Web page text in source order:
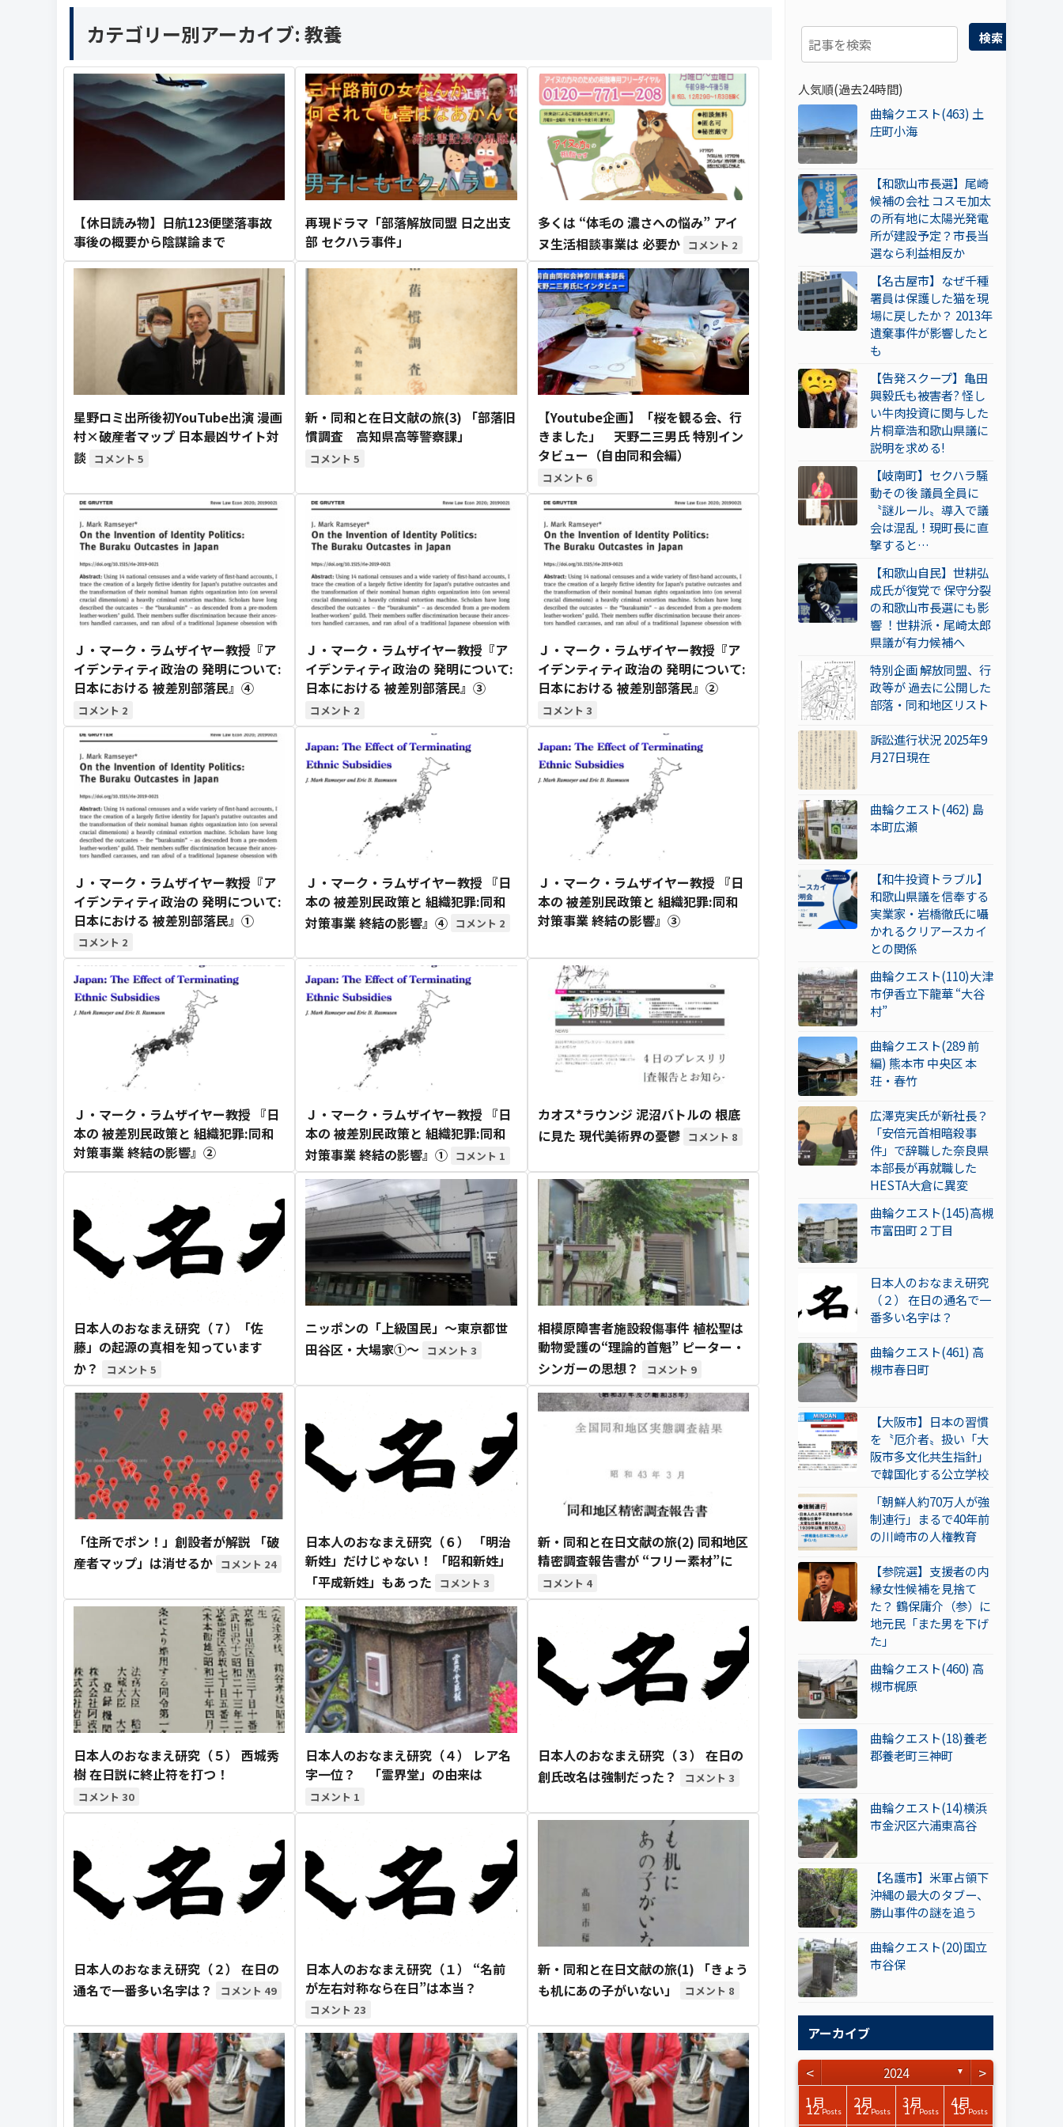
検索
人気順(過去24時間)
曲輪クエスト(463) 土
庄町小海
【和歌山市長選】尾崎
候補の会社 コスモ加太
の所有地に太陽光発電
所が建設予定？市長当
選なら利益相反か
【名古屋市】なぜ千種
署員は保護した猫を現
場に戻したか？ 2013年
遺棄事件が影響したと
も
【告発スクープ】亀田
興毅氏も被害者? 怪し
い牛肉投資に関与した
片桐章浩和歌山県議に
説明を求める!
【岐南町】セクハラ騒
動その後 議員全員に
〝謎ルール〟導入で議
会は混乱！現町長に直
撃すると…
【和歌山自民】世耕弘
成氏が復党で 保守分裂
の和歌山市長選にも影
響 ！世耕派・尾崎太郎
県議が有力候補へ
特別企画 解放同盟、行
政等が 過去に公開した
部落・同和地区リスト
訴訟進行状況 2025年9
月27日現在
曲輪クエスト(462) 島
本町広瀬
【和牛投資トラブル】
和歌山県議を信奉する
実業家・岩橋徹氏に囁
かれるクリアースカイ
との関係
曲輪クエスト(110)大津
市伊香立下龍華 “大谷
村”
曲輪クエスト(289 前
編) 熊本市 中央区 本
荘・春竹
広澤克実氏が新社長？
「安倍元首相暗殺事
件」で辞職した奈良県
本部長が再就職した
HESTA大倉に異変
曲輪クエスト(145)高槻
市富田町２丁目
日本人のおなまえ研究
（２） 在日の通名で一
番多い名字は？
曲輪クエスト(461) 高
槻市春日町
【大阪市】日本の習慣
を〝厄介者〟扱い「大
阪市多文化共生指針」
で韓国化する公立学校
「朝鮮人約70万人が強
制連行」まるで40年前
の川崎市の人権教育
【参院選】支援者の内
縁女性候補を見捨て
た？ 鶴保庸介（参）に
地元民「また男を下げ
た」
曲輪クエスト(460) 高
槻市梶原
曲輪クエスト(18)養老
郡養老町三神町
曲輪クエスト(14)横浜
市金沢区六浦東高谷
【名護市】米軍占領下
沖縄の最大のタブー、
勝山事件の謎を追う
曲輪クエスト(20)国立
市谷保
アーカイブ
< 2024 ▼ >
1月
13 2月
13 Posts
3月
15
1月
13 2月
13 Posts
3月
15 1月
12 Posts
2月
12 Posts
3月
17 Posts
4月
15 Posts
1月
13 2月
14 Posts
3月
17
1月
11 2月
12 Posts
3月
14
1月
11 2月
14 Posts
3月
14
1月
12 2月
13 Posts
3月
15
1月
11 2月
12 Posts
3月
14
1月
10 2月
12 Posts
3月
12
1月
9 2月
11 Posts
3月
14
1月
11 2月
13 Posts
3月
15
1月
0 2月
0 Posts
3月
1
1月
0 2月
2 Posts
3月
0
1月
0 2月
1 Post
3月
0
1月
1 2月
3 Posts
3月
3
1月
0 2月
0 Posts
3月
0
1月
0 2月
0 Posts
3月
0
カテゴリー別アーカイブ: 教養
【休日読み物】日航123便墜落事故
事後の概要から陰謀論まで
再現ドラマ「部落解放同盟 日之出支
部 セクハラ事件」
多くは “体毛の 濃さへの悩み” アイ
ヌ生活相談事業は 必要か
2
星野ロミ出所後初YouTube出演 漫画
村×破産者マップ 日本最凶サイト対
談
5
新・同和と在日文献の旅(3) 「部落旧
慣調査 高知県高等警察課」
5
【Youtube企画】「桜を観る会、行
きました」 天野二三男氏 特別イン
タビュー（自由同和会編）
6
Ｊ・マーク・ラムザイヤー教授『ア
イデンティティ政治の 発明について:
日本における 被差別部落民』④
2
Ｊ・マーク・ラムザイヤー教授『ア
イデンティティ政治の 発明について:
日本における 被差別部落民』③
2
Ｊ・マーク・ラムザイヤー教授『ア
イデンティティ政治の 発明について:
日本における 被差別部落民』②
3
Ｊ・マーク・ラムザイヤー教授『ア
イデンティティ政治の 発明について:
日本における 被差別部落民』①
2
Ｊ・マーク・ラムザイヤー教授 『日
本の 被差別民政策と 組織犯罪:同和
対策事業 終結の影響』④
2
Ｊ・マーク・ラムザイヤー教授 『日
本の 被差別民政策と 組織犯罪:同和
対策事業 終結の影響』③
Ｊ・マーク・ラムザイヤー教授 『日
本の 被差別民政策と 組織犯罪:同和
対策事業 終結の影響』②
Ｊ・マーク・ラムザイヤー教授 『日
本の 被差別民政策と 組織犯罪:同和
対策事業 終結の影響』①
1
カオス*ラウンジ 泥沼バトルの 根底
に見た 現代美術界の憂鬱
8
日本人のおなまえ研究（７）「佐
藤」の起源の真相を知っています
か？
5
ニッポンの「上級国民」～東京都世
田谷区・大場家①～
3
相模原障害者施設殺傷事件 植松聖は
動物愛護の“理論的首魁” ピーター・
シンガーの思想？
9
「住所でポン！」創設者が解説 「破
産者マップ」は消せるか
24
日本人のおなまえ研究（６） 「明治
新姓」だけじゃない！ 「昭和新姓」
「平成新姓」もあった
3
新・同和と在日文献の旅(2) 同和地区
精密調査報告書が “フリー素材”に
4
日本人のおなまえ研究（５） 西城秀
樹 在日説に終止符を打つ！
30
日本人のおなまえ研究（４） レア名
字一位？ 「霊界堂」の由来は
1
日本人のおなまえ研究（３） 在日の
創氏改名は強制だった？
3
日本人のおなまえ研究（２） 在日の
通名で一番多い名字は？
49
日本人のおなまえ研究（１） “名前
が左右対称なら在日”は本当？
23
新・同和と在日文献の旅(1) 「きょう
も机にあの子がいない」
8